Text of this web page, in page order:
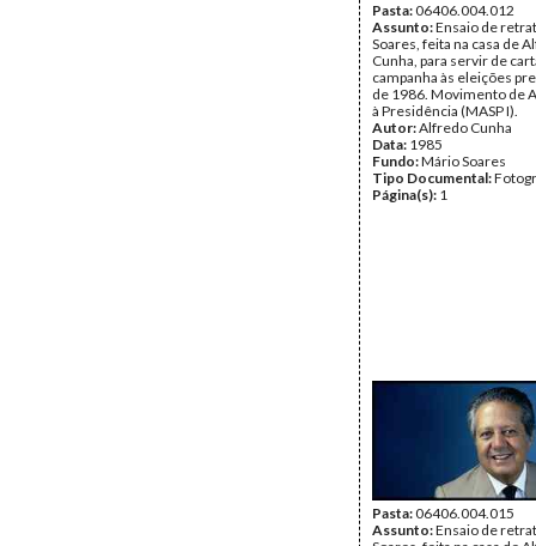
Pasta:06406.004.012
Assunto:Ensaio de
Soares, feita na casa de
Cunha, para servir de
campanha às eleições
de 1986. Movimento de
à Presidência (MASP I).
Autor:Alfredo Cunha
Data: 1985
Fundo:Mário Soares
Tipo Documental:
Página(s): 1
Pasta:06406.004.015
Assunto:Ensaio de